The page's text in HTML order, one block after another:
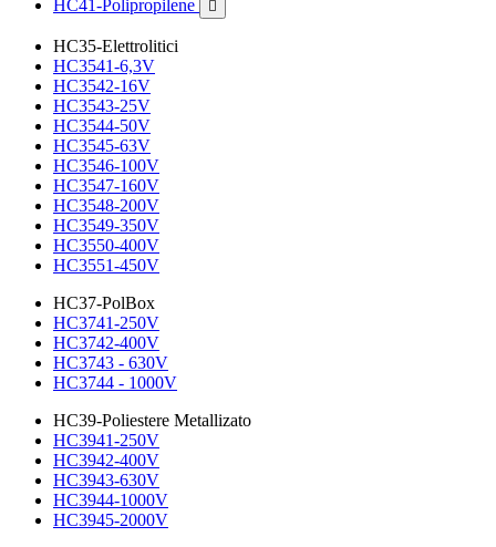
HC41-Polipropilene

HC35-Elettrolitici
HC3541-6,3V
HC3542-16V
HC3543-25V
HC3544-50V
HC3545-63V
HC3546-100V
HC3547-160V
HC3548-200V
HC3549-350V
HC3550-400V
HC3551-450V
HC37-PolBox
HC3741-250V
HC3742-400V
HC3743 - 630V
HC3744 - 1000V
HC39-Poliestere Metallizato
HC3941-250V
HC3942-400V
HC3943-630V
HC3944-1000V
HC3945-2000V